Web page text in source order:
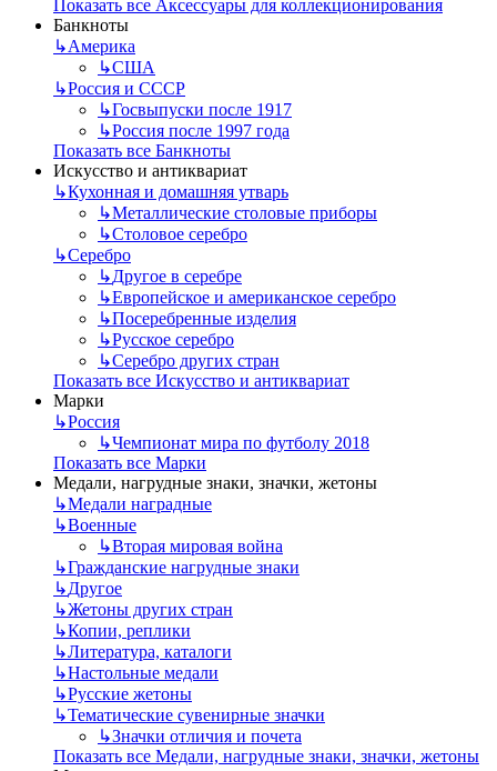
Показать все Аксессуары для коллекционирования
Банкноты
↳Америка
↳США
↳Россия и СССР
↳Госвыпуски после 1917
↳Россия после 1997 года
Показать все Банкноты
Искусство и антиквариат
↳Кухонная и домашняя утварь
↳Металлические столовые приборы
↳Столовое серебро
↳Серебро
↳Другое в серебре
↳Европейское и американское серебро
↳Посеребренные изделия
↳Русское серебро
↳Серебро других стран
Показать все Искусство и антиквариат
Марки
↳Россия
↳Чемпионат мира по футболу 2018
Показать все Марки
Медали, нагрудные знаки, значки, жетоны
↳Mедали наградные
↳Военные
↳Вторая мировая война
↳Гражданские нагрудные знаки
↳Другое
↳Жетоны других стран
↳Копии, реплики
↳Литература, каталоги
↳Настольные медали
↳Русские жетоны
↳Тематические сувенирные значки
↳Значки отличия и почета
Показать все Медали, нагрудные знаки, значки, жетоны